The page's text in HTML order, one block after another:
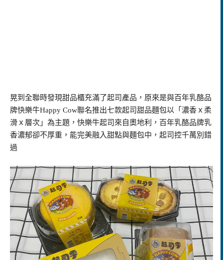
晃到全聯時發現甜品櫃充滿了起司產品，原來是與百年乳酪品
牌快樂牛Happy Cow聯名推出七款起司甜品麵包以「濃香ｘ柔
滑ｘ層次」為主題 ， 快樂牛起司來自奧地利，百年乳酪品牌乳
香濃郁卻不厚重，能完美融入甜點與麵包中， 起司控千萬別錯
過